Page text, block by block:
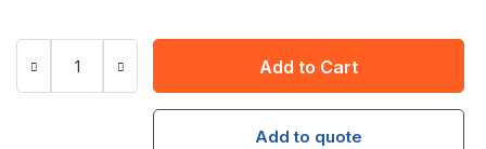
Add to Cart
Add to quote